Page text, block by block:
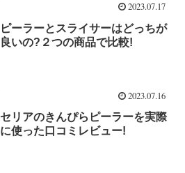
2023.07.17
ピーラーとスライサーはどっちが
良いの?２つの商品で比較!
2023.07.16
セリアのきんぴらピーラーを実際
に使った口コミレビュー!